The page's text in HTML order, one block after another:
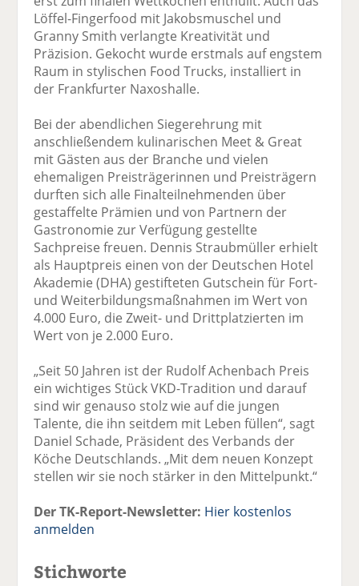
Löffel-Fingerfood mit Jakobsmuschel und
Granny Smith verlangte Kreativität und
Präzision. Gekocht wurde erstmals auf engstem
Raum in stylischen Food Trucks, installiert in
der Frankfurter Naxoshalle.
Bei der abendlichen Siegerehrung mit
anschließendem kulinarischen Meet & Great
mit Gästen aus der Branche und vielen
ehemaligen Preisträgerinnen und Preisträgern
durften sich alle Finalteilnehmenden über
gestaffelte Prämien und von Partnern der
Gastronomie zur Verfügung gestellte
Sachpreise freuen. Dennis Straubmüller erhielt
als Hauptpreis einen von der Deutschen Hotel
Akademie (DHA) gestifteten Gutschein für Fort-
und Weiterbildungsmaßnahmen im Wert von
4.000 Euro, die Zweit- und Drittplatzierten im
Wert von je 2.000 Euro.
„Seit 50 Jahren ist der Rudolf Achenbach Preis
ein wichtiges Stück VKD-Tradition und darauf
sind wir genauso stolz wie auf die jungen
Talente, die ihn seitdem mit Leben füllen“, sagt
Daniel Schade, Präsident des Verbands der
Köche Deutschlands. „Mit dem neuen Konzept
stellen wir sie noch stärker in den Mittelpunkt.“
Der TK-Report-Newsletter: Hier kostenlos
anmelden
Stichworte